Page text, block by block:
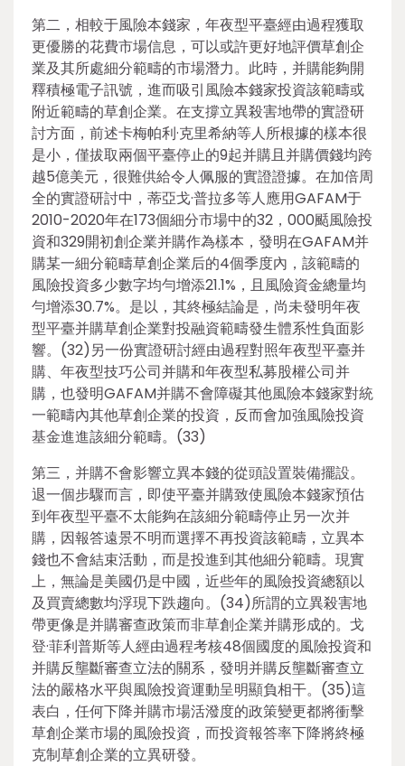
第二，相較于風險本錢家，年夜型平臺經由過程獲取
更優勝的花費市場信息，可以或許更好地評價草創企
業及其所處細分範疇的市場潛力。此時，并購能夠開
釋積極電子訊號，進而吸引風險本錢家投資該範疇或
附近範疇的草創企業。在支撐立異殺害地帶的實證研
討方面，前述卡梅帕利·克里希納等人所根據的樣本很
是小，僅拔取兩個平臺停止的9起并購且并購價錢均跨
越5億美元，很難供給令人佩服的實證證據。在加倍周
全的實證研討中，蒂亞戈·普拉多等人應用GAFAM于
2010-2020年在173個細分市場中的32，000颳風險投
資和329開初創企業并購作為樣本，發明在GAFAM并
購某一細分範疇草創企業后的4個季度內，該範疇的
風險投資多少數字均勻增添21.1%，且風險資金總量均
勻增添30.7%。是以，其終極結論是，尚未發明年夜
型平臺并購草創企業對投融資範疇發生體系性負面影
響。(32)另一份實證研討經由過程對照年夜型平臺并
購、年夜型技巧公司并購和年夜型私募股權公司并
購，也發明GAFAM并購不會障礙其他風險本錢家對統
一範疇內其他草創企業的投資，反而會加強風險投資
基金進進該細分範疇。(33)
第三，并購不會影響立異本錢的從頭設置裝備擺設。
退一個步驟而言，即使平臺并購致使風險本錢家預估
到年夜型平臺不太能夠在該細分範疇停止另一次并
購，因報答遠景不明而選擇不再投資該範疇，立異本
錢也不會結束活動，而是投進到其他細分範疇。現實
上，無論是美國仍是中國，近些年的風險投資總額以
及買賣總數均浮現下跌趨向。(34)所謂的立異殺害地
帶更像是并購審查政策而非草創企業并購形成的。戈
登·菲利普斯等人經由過程考核48個國度的風險投資和
并購反壟斷審查立法的關系，發明并購反壟斷審查立
法的嚴格水平與風險投資運動呈明顯負相干。(35)這
表白，任何下降并購市場活潑度的政策變更都將衝擊
草創企業市場的風險投資，而投資報答率下降將終極
克制草創企業的立異研發。